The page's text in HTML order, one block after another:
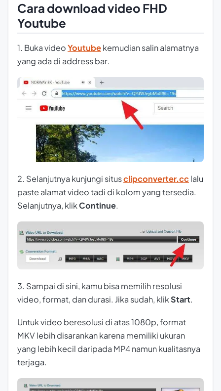
Cara download video FHD
Youtube
1. Buka videoYoutubekemudian salin alamatnya
yang ada di address bar.
2. Selanjutnya kunjungi situsclipconverter.cclalu
paste alamat video tadi di kolom yang tersedia.
Selanjutnya, klikContinue.
3. Sampai di sini, kamu bisa memilih resolusi
video, format, dan durasi. Jika sudah, klik Start.
Untuk video beresolusi di atas 1080p, format
MKV lebih disarankan karena memiliki ukuran
yang lebih kecil daripada MP4 namun kualitasnya
terjaga.